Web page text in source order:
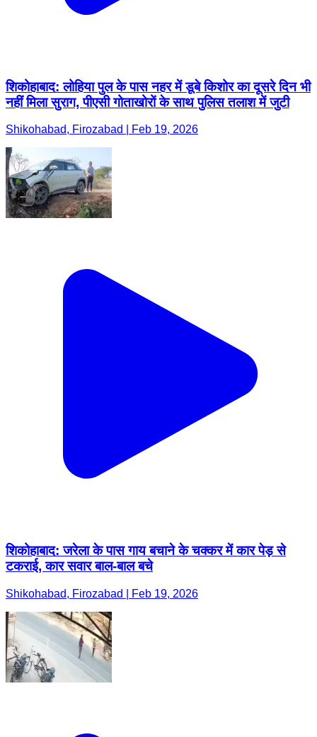
शिकोहाबाद: लोहिया पुल के पास नहर में डूबे किशोर का दूसरे दिन भी
नहीं मिला सुराग, पीएसी गोताखोरों के साथ पुलिस तलाश में जुटी
Shikohabad, Firozabad | Feb 19, 2026
शिकोहाबाद: जरेला के पास गाय बचाने के चक्कर में कार पेड़ से
टकराई, कार सवार बाल-बाल बचे
Shikohabad, Firozabad | Feb 19, 2026